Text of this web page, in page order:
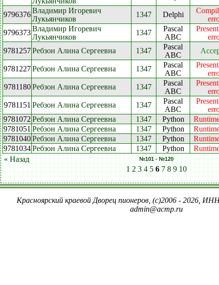
9796376Владимир Игоревич
Лукьянчиков
1347 Delphi
9796373Владимир Игоревич
Лукьянчиков
1347
Pascal
ABC
9781257Ребзон Алина Сергеевна 1347
Pascal
ABC
9781227Ребзон Алина Сергеевна 1347
Pascal
ABC
9781180 Ребзон Алина Сергеевна 1347
Pascal
ABC
9781151 Ребзон Алина Сергеевна 1347
Pascal
ABC
9781072 Ребзон Алина Сергеевна 1347 Python
9781051 Ребзон Алина Сергеевна 1347 Python
9781040Ребзон Алина Сергеевна 1347 Python
9781034Ребзон Алина Сергеевна 1347 Python
« Назад
№101 - №120
1 2 3 4 5 6 7 8 9 10
Красноярский краевой Дворец пионеров, (c)2006 - 2026,
admin@acmp.ru